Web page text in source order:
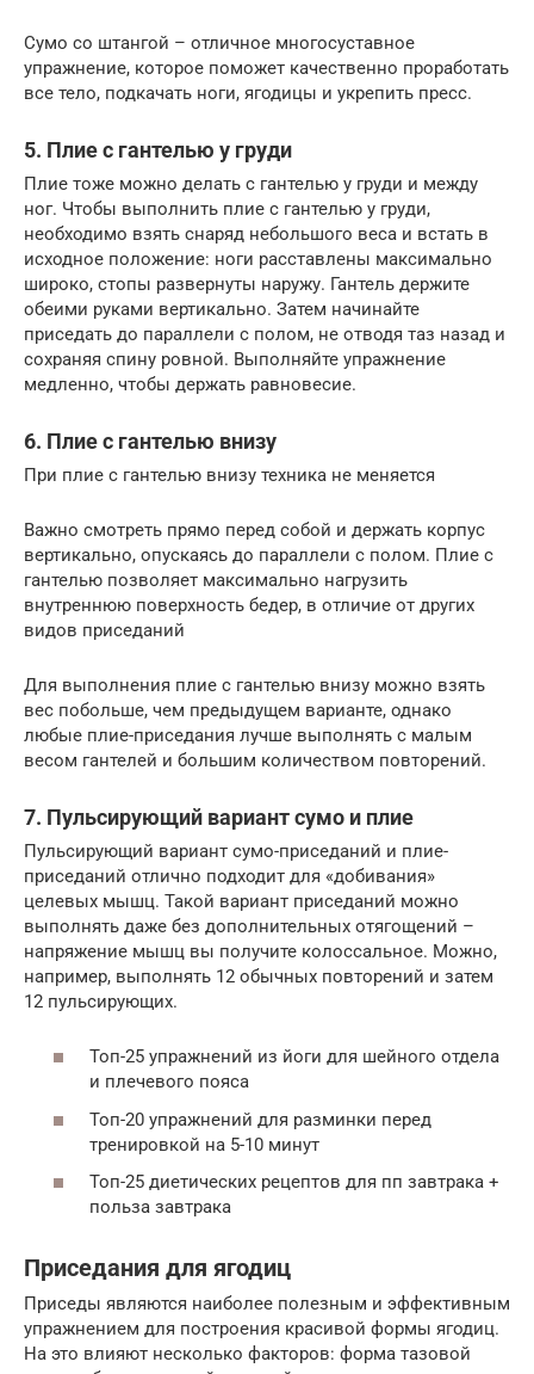
Сумо со штангой – отличное многосуставное
упражнение, которое поможет качественно проработать
все тело, подкачать ноги, ягодицы и укрепить пресс.
5. Плие с гантелью у груди
Плие тоже можно делать с гантелью у груди и между
ног. Чтобы выполнить плие с гантелью у груди,
необходимо взять снаряд небольшого веса и встать в
исходное положение: ноги расставлены максимально
широко, стопы развернуты наружу. Гантель держите
обеими руками вертикально. Затем начинайте
приседать до параллели с полом, не отводя таз назад и
сохраняя спину ровной. Выполняйте упражнение
медленно, чтобы держать равновесие.
6. Плие с гантелью внизу
При плие с гантелью внизу техника не меняется
Важно смотреть прямо перед собой и держать корпус
вертикально, опускаясь до параллели с полом. Плие с
гантелью позволяет максимально нагрузить
внутреннюю поверхность бедер, в отличие от других
видов приседаний
Для выполнения плие с гантелью внизу можно взять
вес побольше, чем предыдущем варианте, однако
любые плие-приседания лучше выполнять с малым
весом гантелей и большим количеством повторений.
7. Пульсирующий вариант сумо и плие
Пульсирующий вариант сумо-приседаний и плие-
приседаний отлично подходит для «добивания»
целевых мышц. Такой вариант приседаний можно
выполнять даже без дополнительных отягощений –
напряжение мышц вы получите колоссальное. Можно,
например, выполнять 12 обычных повторений и затем
12 пульсирующих.
Топ-25 упражнений из йоги для шейного отдела
и плечевого пояса
Топ-20 упражнений для разминки перед
тренировкой на 5-10 минут
Топ-25 диетических рецептов для пп завтрака +
польза завтрака
Приседания для ягодиц
Приседы являются наиболее полезным и эффективным
упражнением для построения красивой формы ягодиц.
На это влияют несколько факторов: форма тазовой